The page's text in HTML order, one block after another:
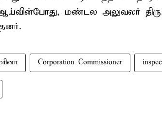
ஆய்வின்போது, மண்டல அலுவலர்
Corporation Commissioner